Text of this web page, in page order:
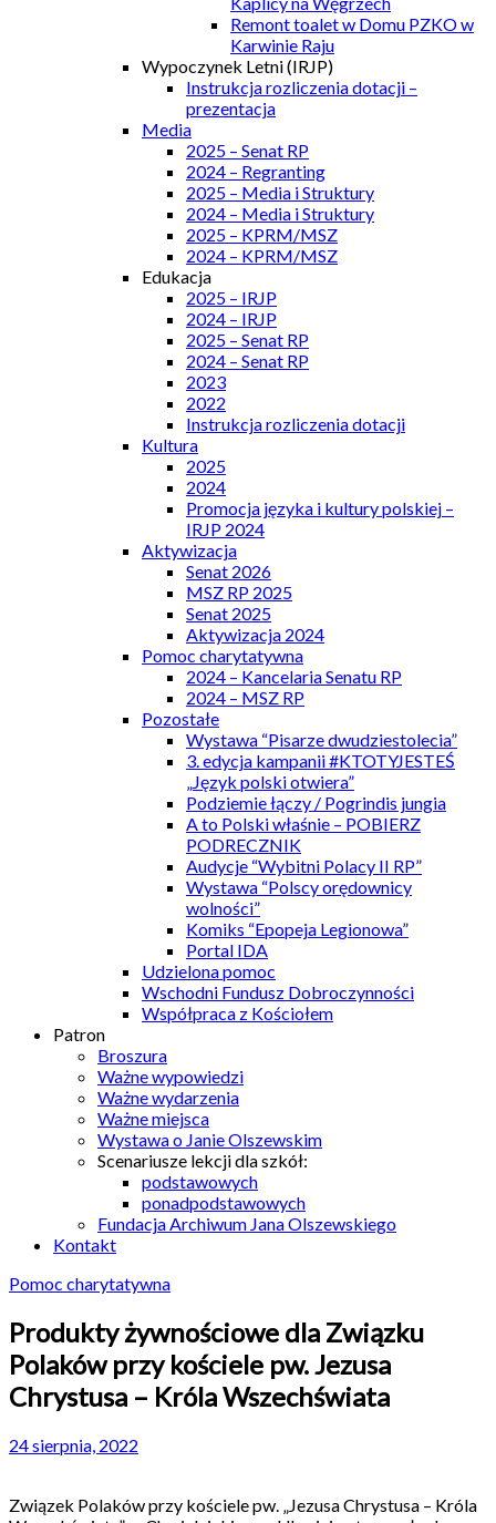
Remont toalet w Domu PZKO w
Karwinie Raju
Wypoczynek Letni (IRJP)
Instrukcja rozliczenia dotacji –
prezentacja
Media
2025 – Senat RP
2024 – Regranting
2025 – Media i Struktury
2024 – Media i Struktury
2025 – KPRM/MSZ
2024 – KPRM/MSZ
Edukacja
2025 – IRJP
2024 – IRJP
2025 – Senat RP
2024 – Senat RP
2023
2022
Instrukcja rozliczenia dotacji
Kultura
2025
2024
Promocja języka i kultury polskiej –
IRJP 2024
Aktywizacja
Senat 2026
MSZ RP 2025
Senat 2025
Aktywizacja 2024
Pomoc charytatywna
2024 – Kancelaria Senatu RP
2024 – MSZ RP
Pozostałe
Wystawa “Pisarze dwudziestolecia”
3. edycja kampanii #KTOTYJESTEŚ
„Język polski otwiera”
Podziemie łączy / Pogrindis jungia
A to Polski właśnie – POBIERZ
PODRECZNIK
Audycje “Wybitni Polacy II RP”
Wystawa “Polscy orędownicy
wolności”
Komiks “Epopeja Legionowa”
Portal IDA
Udzielona pomoc
Wschodni Fundusz Dobroczynności
Współpraca z Kościołem
Patron
Broszura
Ważne wypowiedzi
Ważne wydarzenia
Ważne miejsca
Wystawa o Janie Olszewskim
Scenariusze lekcji dla szkół:
podstawowych
ponadpodstawowych
Fundacja Archiwum Jana Olszewskiego
Kontakt
Pomoc charytatywna
Produkty żywnościowe dla Związku
Polaków przy kościele pw. Jezusa
Chrystusa – Króla Wszechświata
24 sierpnia, 2022
Związek Polaków przy kościele pw. „Jezusa Chrystusa – Króla